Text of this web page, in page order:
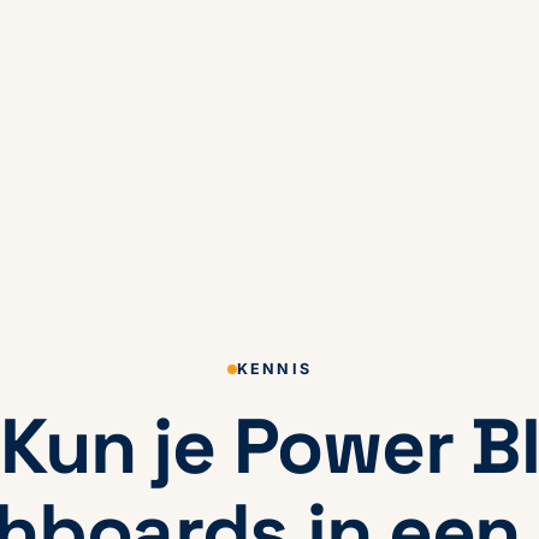
KENNIS
Kun je Power BI